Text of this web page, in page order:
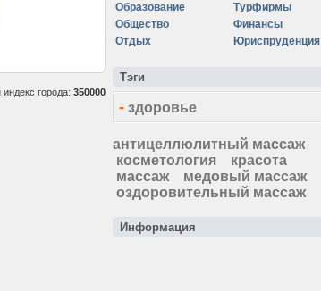
города: 350000
Образование
Общество
Отдых
Турфирмы
Финансы
Юриспруденция
Тэги
- здоровье
антицеллюлитный массаж
косметология
красота
массаж
медовый массаж
оздоровительный массаж
Информация